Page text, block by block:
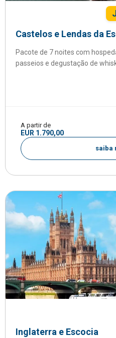
Castelos e Lendas da
Pacote de 7 noites com
passeios e degustação de
A partir de
EUR 1.790,00
saiba
Inglaterra e Escocia